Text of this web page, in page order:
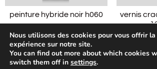
peinture hybride noir h060
5,28 64,56 €
Choix des options
vernis
Lire la suite
Nous utilisons des cookies pour vous offrir
expérience sur notre site.
You can find out more about which cookies
switch them off in settings.